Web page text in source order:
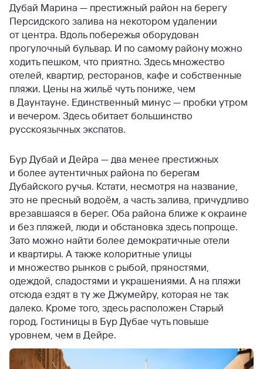
Дубай Марина — престижный район на берегу
Персидского залива на некотором удалении
от центра. Вдоль побережья оборудован
прогулочный бульвар. И по самому району можно
ходить пешком, что приятно. Здесь множество
отелей, квартир, ресторанов, кафе и собственные
пляжи. Цены на жильё чуть пониже, чем
в Даунтауне. Единственный минус — пробки утром
и вечером. Здесь обитает большинство
русскоязычных экспатов.
Бур Дубай и Дейра — два менее престижных
и более аутентичных района по берегам
Дубайского ручья. Кстати, несмотря на название,
это не пресный водоём, а часть залива, причудливо
врезавшаяся в берег. Оба района ближе к окраине
и без пляжей, люди и обстановка здесь попроще.
Зато можно найти более демократичные отели
и квартиры. А также колоритные улицы
и множество рынков с рыбой, пряностями,
одеждой, сладостями и украшениями. А на пляжи
отсюда ездят в ту же Джумейру, которая не так
далеко. Кроме того, здесь расположен Старый
город. Гостиницы в Бур Дубае чуть повыше
уровнем, чем в Дейре.